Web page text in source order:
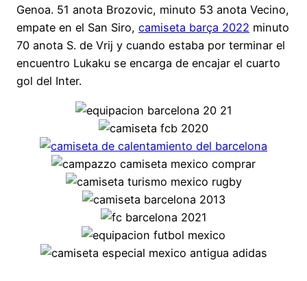
Genoa. 51 anota Brozovic, minuto 53 anota Vecino,
empate en el San Siro, camiseta barça 2022 minuto
70 anota S. de Vrij y cuando estaba por terminar el
encuentro Lukaku se encarga de encajar el cuarto
gol del Inter.